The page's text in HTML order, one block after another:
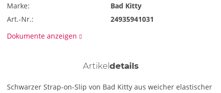
Marke:
Bad Kitty
Art.-Nr.:
24935941031
Dokumente anzeigen
Artikeldetails
Schwarzer Strap-on-Slip von Bad Kitty aus weicher elastischer